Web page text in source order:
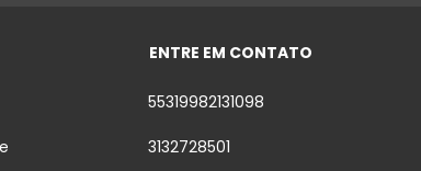
ENTRE EM CONTATO
55319982131098
3132728501